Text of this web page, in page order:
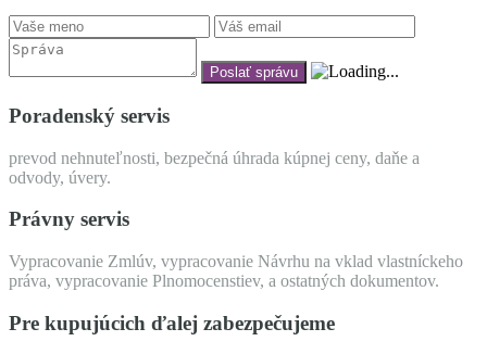
Poradenský servis
prevod nehnuteľnosti, bezpečná úhrada kúpnej ceny, daňe a
odvody, úvery.
Právny servis
Vypracovanie Zmlúv, vypracovanie Návrhu na vklad vlastníckeho
práva, vypracovanie Plnomocenstiev, a ostatných dokumentov.
Pre kupujúcich ďalej zabezpečujeme